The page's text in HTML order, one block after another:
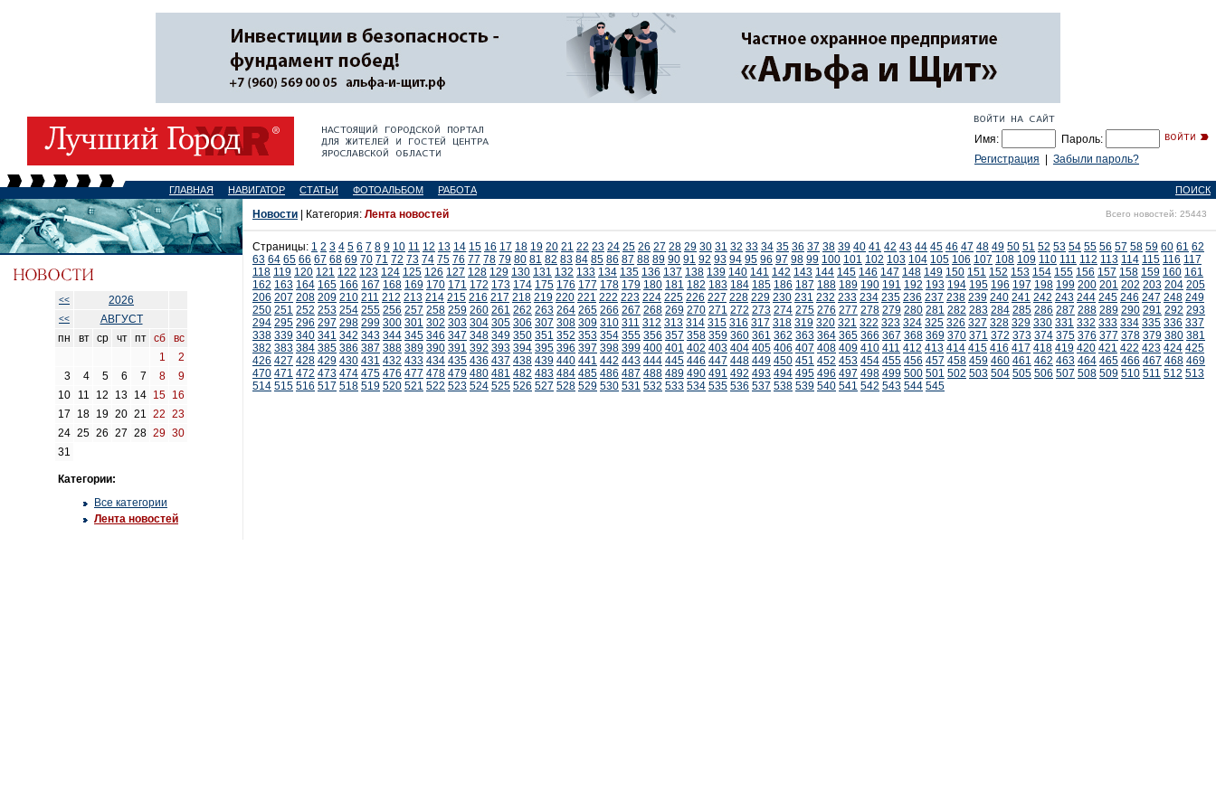
Имя:
Пароль:
Регистрация
Забыли пароль?
ГЛАВНАЯ НАВИГАТОР СТАТЬИ ФОТОАЛЬБОМ РАБОТА ПОИСК
<< 2026
<<
АВГУСТ
пн
вт ср чт пт сб
вс
1
2
3
4 5 6 7 8
9
10
11 12 13 14 15 16
17
18 19 20 21 22 23
24 25 26 27 28 29 30
31
Категории:
Все категории
Лента новостей
Новости | Категория: Лента новостей Всего новостей: 25443
Страницы: 1 2 3 4 5 6 7 8 9 10 11 12 13 14 15 16 17 18 19 20 21 22 23 24 25 26 27 28 29 30 31 32 33 34 35 36 37 38 39 40 41 42 43 44 45 46 47 48 49 50 51 52 53 54 55 56 57 58 59 60 61 62
63 64 65 66 67 68 69 70 71 72 73 74 75 76 77 78 79 80 81 82 83 84 85 86 87 88 89 90 91 92 93 94 95 96 97 98 99 100 101 102 103 104 105 106 107 108 109 110 111 112 113 114 115 116 117
118 119 120 121 122 123 124 125 126 127 128 129 130 131 132 133 134 135 136 137 138 139 140 141 142 143 144 145 146 147 148 149 150 151 152 153 154 155 156 157 158 159 160 161
162 163 164 165 166 167 168 169 170 171 172 173 174 175 176 177 178 179 180 181 182 183 184 185 186 187 188 189 190 191 192 193 194 195 196 197 198 199 200 201 202 203 204 205
206 207 208 209 210 211 212 213 214 215 216 217 218 219 220 221 222 223 224 225 226 227 228 229 230 231 232 233 234 235 236 237 238 239 240 241 242 243 244 245 246 247 248 249
250 251 252 253 254 255 256 257 258 259 260 261 262 263 264 265 266 267 268 269 270 271 272 273 274 275 276 277 278 279 280 281 282 283 284 285 286 287 288 289 290 291 292 293
294 295 296 297 298 299 300 301 302 303 304 305 306 307 308 309 310 311 312 313 314 315 316 317 318 319 320 321 322 323 324 325 326 327 328 329 330 331 332 333 334 335 336 337
338 339 340 341 342 343 344 345 346 347 348 349 350 351 352 353 354 355 356 357 358 359 360 361 362 363 364 365 366 367 368 369 370 371 372 373 374 375 376 377 378 379 380 381
382 383 384 385 386 387 388 389 390 391 392 393 394 395 396 397 398 399 400 401 402 403 404 405 406 407 408 409 410 411 412 413 414 415 416 417 418 419 420 421 422 423 424 425
426 427 428 429 430 431 432 433 434 435 436 437 438 439 440 441 442 443 444 445 446 447 448 449 450 451 452 453 454 455 456 457 458 459 460 461 462 463 464 465 466 467 468 469
470 471 472 473 474 475 476 477 478 479 480 481 482 483 484 485 486 487 488 489 490 491 492 493 494 495 496 497 498 499 500 501 502 503 504 505 506 507 508 509 510 511 512 513
514 515 516 517 518 519 520 521 522 523 524 525 526 527 528 529 530 531 532 533 534 535 536 537 538 539 540 541 542 543 544 545